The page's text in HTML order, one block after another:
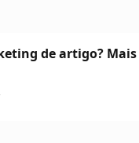
de artigo?